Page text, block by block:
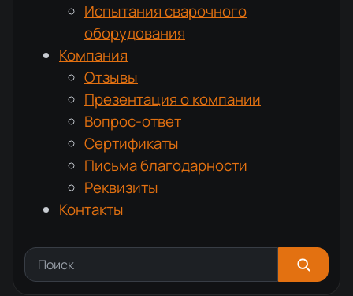
Испытания сварочного
оборудования
Компания
Отзывы
Презентация о компании
Вопрос-ответ
Сертификаты
Письма благодарности
Реквизиты
Контакты